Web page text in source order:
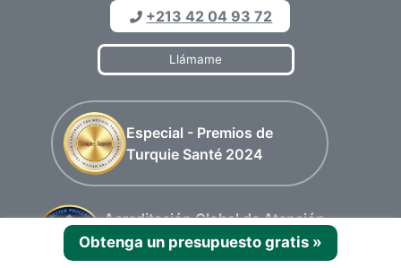
+213 42 04 93 72
Llámame
Especial - Premios de
Turquie Santé 2024
Acreditación Global de Atención
Médica (GHA) — Certificación para
facilitadores de turismo médico
Obtenga un presupuesto gratis »